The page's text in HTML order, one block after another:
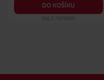
DO KOŠÍKU
Obj. č.: 1205800